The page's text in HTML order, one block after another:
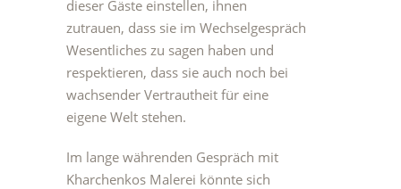
dieser Gäste einstellen, ihnen
zutrauen, dass sie im Wechselgespräch
Wesentliches zu sagen haben und
respektieren, dass sie auch noch bei
wachsender Vertrautheit für eine
eigene Welt stehen.
Im lange währenden Gespräch mit
Kharchenkos Malerei könnte sich